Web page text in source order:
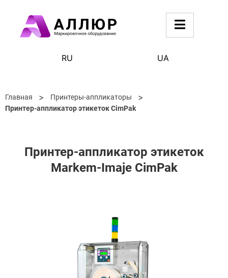
RU UA
Главная > Принтеры-аппликаторы >
Принтер-аппликатор этикеток CimPak
Принтер-аппликатор этикеток
Markem-Imaje CimPak